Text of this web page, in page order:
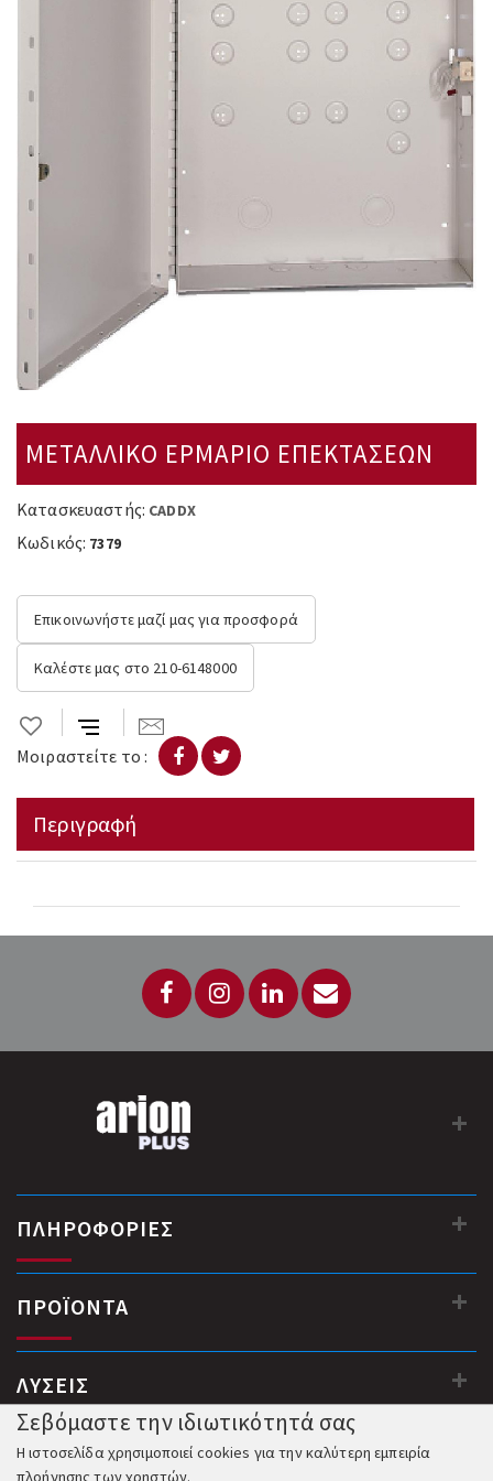
ΜΕΤΑΛΛΙΚΟ ΕΡΜΑΡΙΟ ΕΠΕΚΤΑΣΕΩΝ
Κατασκευαστής: CADDX
Κωδικός: 7379
Επικοινωνήστε μαζί μας για προσφορά
Καλέστε μας στο 210-6148000
Μοιραστείτε το :
Περιγραφή
ΠΛΗΡΟΦΟΡΙΕΣ
ΠΡΟΪΟΝΤΑ
ΛΥΣΕΙΣ
Σεβόμαστε την ιδιωτικότητά σας
Η ιστοσελίδα χρησιμοποιεί cookies για την καλύτερη εμπειρία
πλοήγησης των χρηστών.